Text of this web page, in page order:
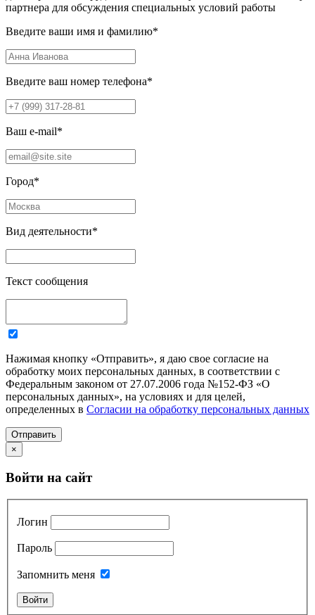
партнера для обсуждения специальных условий работы
Введите ваши имя и фамилию*
Введите ваш номер телефона*
Ваш e-mail*
Город*
Вид деятельности*
Текст сообщения
Нажимая кнопку «Отправить», я даю свое согласие на
обработку моих персональных данных, в соответствии с
Федеральным законом от 27.07.2006 года №152-ФЗ «О
персональных данных», на условиях и для целей,
определенных в Согласии на обработку персональных данных
Отправить
×
Войти на сайт
Логин
Пароль
Запомнить меня
Войти